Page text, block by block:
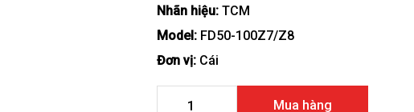
Nhãn hiệu: TCM
Model: FD50-100Z7/Z8
Đơn vị: Cái
Mua hàng